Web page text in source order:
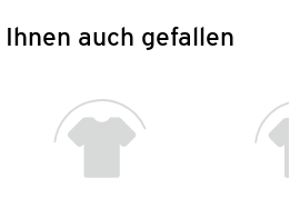
auch gefallen